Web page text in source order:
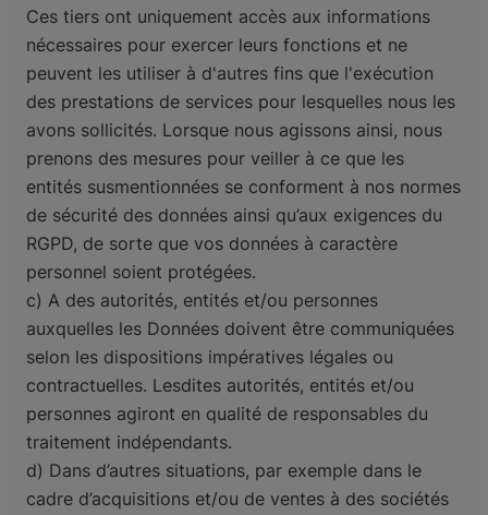
Ces tiers ont uniquement accès aux informations
nécessaires pour exercer leurs fonctions et ne
peuvent les utiliser à d'autres fins que l'exécution
des prestations de services pour lesquelles nous les
avons sollicités. Lorsque nous agissons ainsi, nous
prenons des mesures pour veiller à ce que les
entités susmentionnées se conforment à nos normes
de sécurité des données ainsi qu’aux exigences du
RGPD, de sorte que vos données à caractère
personnel soient protégées.
c) A des autorités, entités et/ou personnes
auxquelles les Données doivent être communiquées
selon les dispositions impératives légales ou
contractuelles. Lesdites autorités, entités et/ou
personnes agiront en qualité de responsables du
traitement indépendants.
d) Dans d’autres situations, par exemple dans le
cadre d’acquisitions et/ou de ventes à des sociétés